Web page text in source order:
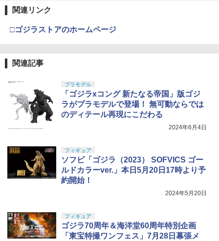
関連リンク
□ゴジラストアのホームページ
関連記事
プラモデル
「ゴジラxコング 新たなる帝国」版ゴジ
ラがプラモデルで登場！ 無可動ならでは
のディテール再現にこだわる
2024年6月4日
フィギュア
ソフビ「ゴジラ（2023） SOFVICS ゴー
ルドカラーver.」本日5月20日17時より予
約開始！
2024年5月20日
フィギュア
ゴジラ70周年＆海洋堂60周年特別企画
「東宝特撮ワンフェス」7月28日幕張メ